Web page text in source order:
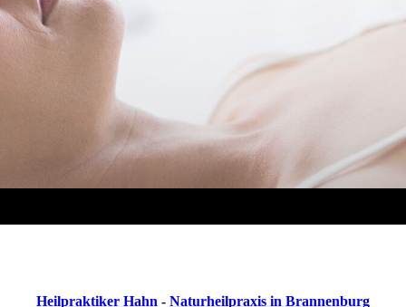
Heilpraktiker Hahn - Naturheilpraxis in Brannenburg